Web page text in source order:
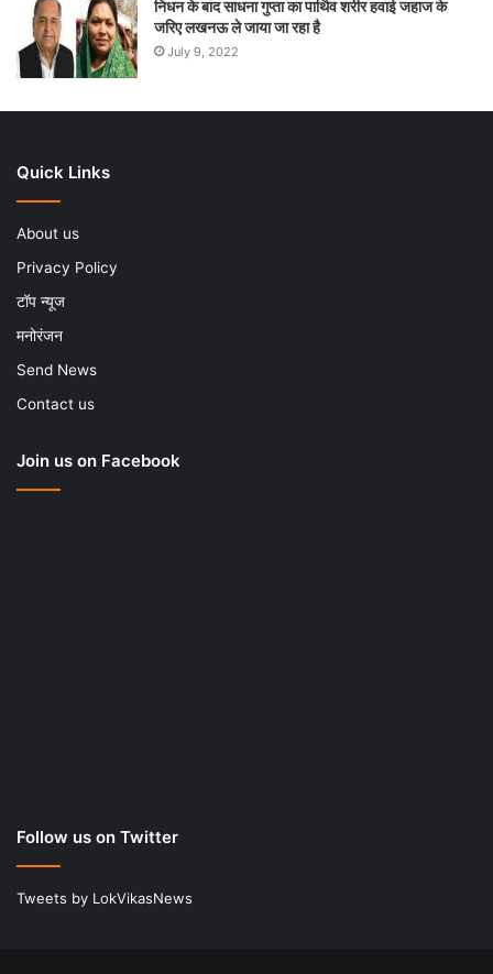
निधन के बाद साधना गुप्ता का पार्थिव शरीर हवाई जहाज के
जरिए लखनऊ ले जाया जा रहा है
July 9, 2022
Quick Links
About us
Privacy Policy
टॉप न्यूज
मनोरंजन
Send News
Contact us
Join us on Facebook
Follow us on Twitter
Tweets by LokVikasNews